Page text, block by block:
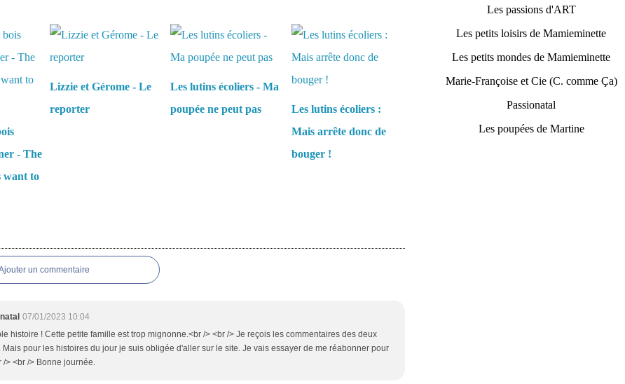
- The
want to
Lizzie et Gérome - Le
reporter
Les lutins écoliers - Ma
poupée ne peut pas
Les lutins écoliers :
Mais arrête donc de
bouger !
un commentaire
07/01/2023 10:04
histoire ! Cette petite famille est trop mignonne.<br /> <br /> Je reçois les commentaires des deux
Mais pour les histoires du jour je suis obligée d'aller sur le site. Je vais essayer de me réabonner pour
/> <br /> Bonne journée.
Les passions d'ART
Les petits loisirs de Mamieminette
Les petits mondes de Mamieminette
Marie-Françoise et Cie (C. comme Ça)
Passionatal
Les poupées de Martine